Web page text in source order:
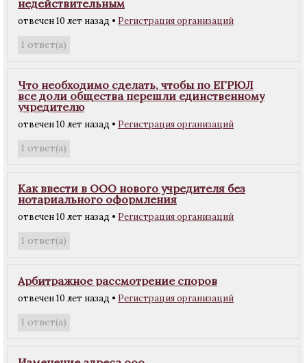
недействительным
отвечен 10 лет назад • Регистрация организаций
1 ответ(а)
Что необходимо сделать, чтобы по ЕГРЮЛ
все доли общества перешли единственному
учредителю
отвечен 10 лет назад • Регистрация организаций
1 ответ(а)
Как ввести в ООО нового учредителя без
нотариального оформления
отвечен 10 лет назад • Регистрация организаций
1 ответ(а)
Арбитражное рассмотрение споров
отвечен 10 лет назад • Регистрация организаций
1 ответ(а)